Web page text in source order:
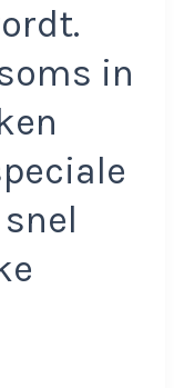
in